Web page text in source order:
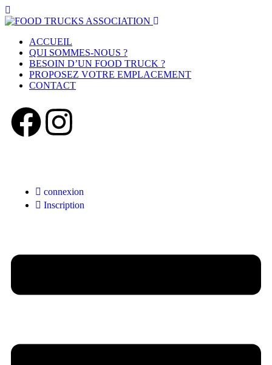
ACCUEIL
QUI SOMMES-NOUS ?
BESOIN D’UN FOOD TRUCK ?
PROPOSEZ VOTRE EMPLACEMENT
CONTACT
connexion
Inscription